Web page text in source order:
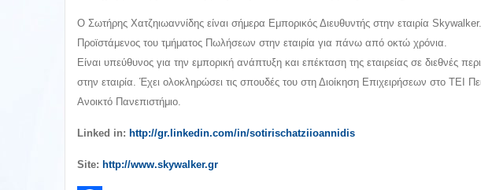
Ο Σωτήρης Χατζηιωαννίδης είναι σήμερα Εμπορικός Διευθυντής στην εταιρία
Προϊστάμενος του τμήματος Πωλήσεων στην εταιρία για πάνω από οκτώ χρόνια.
Είναι υπεύθυνος για την εμπορική ανάπτυξη και επέκταση της εταιρείας σε διεθνές
στην εταιρία. Έχει ολοκληρώσει τις σπουδές του στη Διοίκηση Επιχειρήσεων στο ΤΕΙ
Ανοικτό Πανεπιστήμιο.
Linked in: http://gr.linkedin.com/in/sotirischatziioannidis
Site: http://www.skywalker.gr